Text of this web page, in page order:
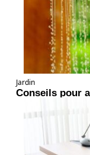
Jardin
Conseils pour